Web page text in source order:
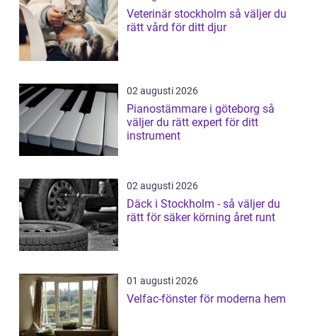
Veterinär stockholm så väljer du
rätt vård för ditt djur
02 augusti 2026
Pianostämmare i göteborg så
väljer du rätt expert för ditt
instrument
02 augusti 2026
Däck i Stockholm - så väljer du
rätt för säker körning året runt
01 augusti 2026
Velfac-fönster för moderna hem